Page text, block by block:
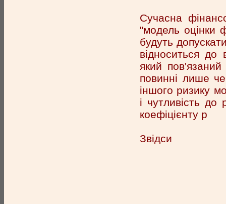
Сучасна
"модель оцінки
будуть
відноситься до
який
повинні лише
іншого ризику
і чутливість до
коефіцієнту р
Звідси